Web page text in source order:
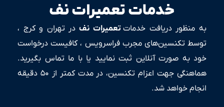
خدمات تعمیرات نف
به منظور دریافت خدماتتعمیرات نف در تهران و کرج ،
توسط تکنسین‌های مجرب فراسرویس ، کافیست درخواست
خود به صورت آنلاین ثبت نمایید یا با ما تماس بگیرید.
هماهنگی جهت اعزام تکنسین، در مدت کمتر از ۵۰ دقیقه
انجام خواهد شد.